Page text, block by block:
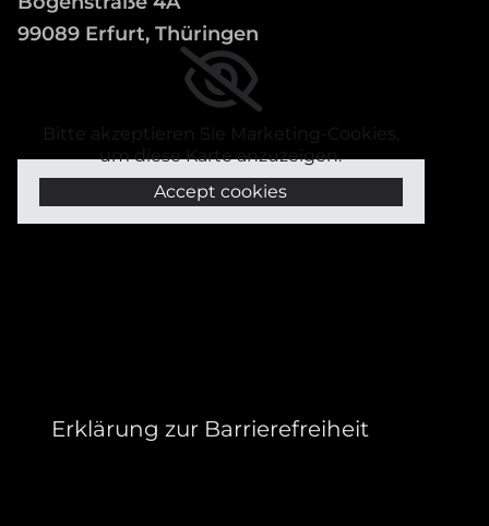
99089 Erfurt, Thüringen
Bitte akzeptieren Sie Marketing-Cookies,
um diese Karte anzuzeigen.
Accept cookies
Erklärung zur Barrierefreiheit